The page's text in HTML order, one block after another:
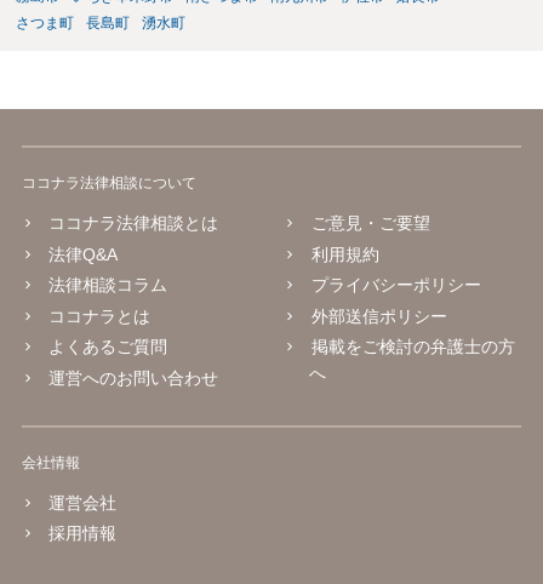
さつま町
長島町 湧水町
ココナラ法律相談について
ココナラ法律相談とは
法律Q&A
法律相談コラム
ココナラとは
よくあるご質問
運営へのお問い合わせ
ご意見・ご要望
利用規約
プライバシーポリシー
外部送信ポリシー
掲載をご検討の弁護士の方
へ
会社情報
運営会社
採用情報